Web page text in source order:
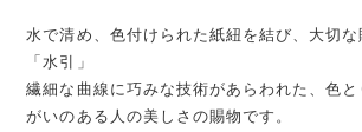
水で清め、色付けられた紙紐を結び、大切な
「水引」
繊細な曲線に巧みな技術があらわれた、色
がいのある人の美しさの賜物です。